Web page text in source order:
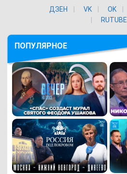
ДЗЕН VK ОK
RUTUBE
ПОПУЛЯРНОЕ